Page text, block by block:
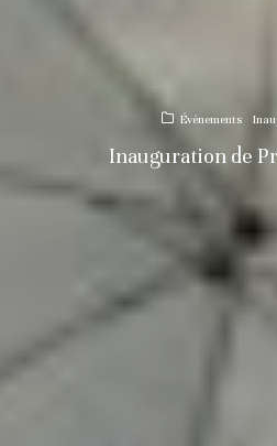
Événements
Inauguration de